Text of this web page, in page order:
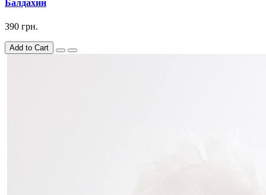
Балдахин
390 грн.
Add to Cart